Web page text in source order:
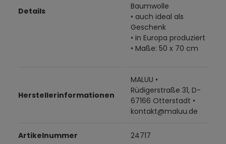
Details
Baumwolle
• auch ideal als
Geschenk
• in Europa produziert
• Maße: 50 x 70 cm
Herstellerinformationen
MALUU •
Rüdigerstraße 31, D-
67166 Otterstadt •
kontakt@maluu.de
Artikelnummer 24717